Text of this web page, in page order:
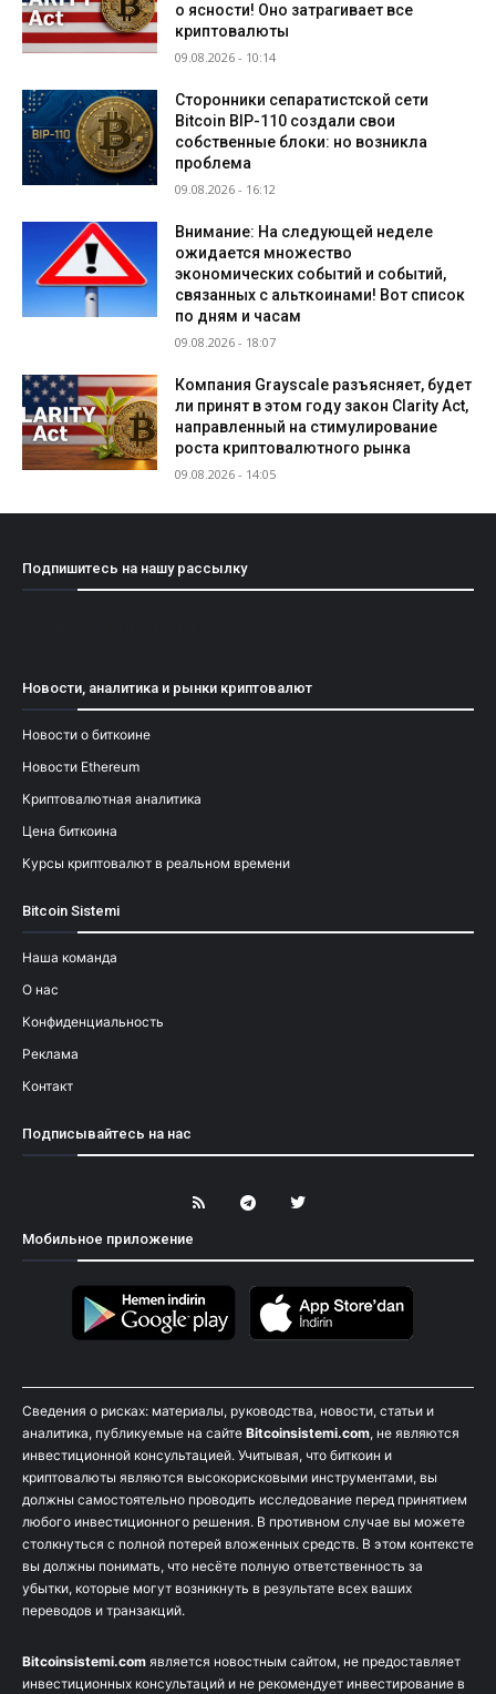
о ясности! Оно затрагивает все
криптовалюты
09.08.2026 - 10:14
Сторонники сепаратистской сети
Bitcoin BIP-110 создали свои
собственные блоки: но возникла
проблема
09.08.2026 - 16:12
Внимание: На следующей неделе
ожидается множество
экономических событий и событий,
связанных с альткоинами! Вот список
по дням и часам
09.08.2026 - 18:07
Компания Grayscale разъясняет, будет
ли принят в этом году закон Clarity Act,
направленный на стимулирование
роста криптовалютного рынка
09.08.2026 - 14:05
Подпишитесь на нашу рассылку
Новости, аналитика и рынки криптовалют
Новости о биткоине
Новости Ethereum
Криптовалютная аналитика
Цена биткоина
Курсы криптовалют в реальном времени
Bitcoin Sistemi
Наша команда
О нас
Конфиденциальность
Реклама
Контакт
Подписывайтесь на нас
Мобильное приложение
Сведения о рисках: материалы, руководства, новости, статьи и
аналитика, публикуемые на сайте Bitcoinsistemi.com, не являются
инвестиционной консультацией. Учитывая, что биткоин и
криптовалюты являются высокорисковыми инструментами, вы
должны самостоятельно проводить исследование перед принятием
любого инвестиционного решения. В противном случае вы можете
столкнуться с полной потерей вложенных средств. В этом контексте
вы должны понимать, что несёте полную ответственность за
убытки, которые могут возникнуть в результате всех ваших
переводов и транзакций.
Bitcoinsistemi.com является новостным сайтом, не предоставляет
инвестиционных консультаций и не рекомендует инвестирование в